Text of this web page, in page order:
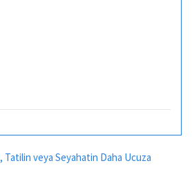
veya Seyahatin Daha Ucuza